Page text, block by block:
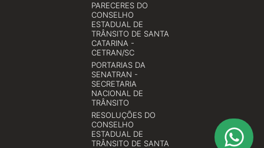
PARECERES DO
CONSELHO
ESTADUAL DE
TRÂNSITO DE SANTA
CATARINA -
CETRAN/SC
PORTARIAS DA
SENATRAN -
SECRETARIA
NACIONAL DE
TRÂNSITO
RESOLUÇÕES DO
CONSELHO
ESTADUAL DE
TRÂNSITO DE SANTA